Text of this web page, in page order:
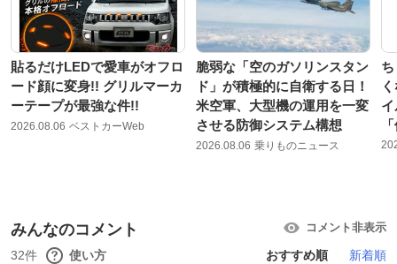
貼るだけLEDで愛車がオフロ
ード顔に変身!! グリルマーカ
ーテープが最強な件!!
2026.08.06 ベストカーWeb
脆弱な「空のガソリンスタン
ド」が積極的に自衛する日！
米空軍、大型機の運用を一変
させる防御システム構想
2026.08.06 乗りものニュース
みんなのコメント コメント非表示
32件 使い方 おすすめ順 新着順